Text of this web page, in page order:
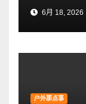
6月 18, 2026
户外那点事